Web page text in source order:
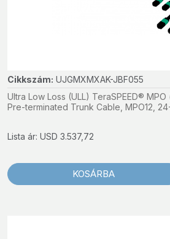
Cikkszám: UJGMXMXAK-JBF055
Ultra Low Loss (ULL) TeraSPEED® MPO
Pre-terminated Trunk Cable, MPO12,
Lista ár: USD 3.537,72
KOSÁRBA